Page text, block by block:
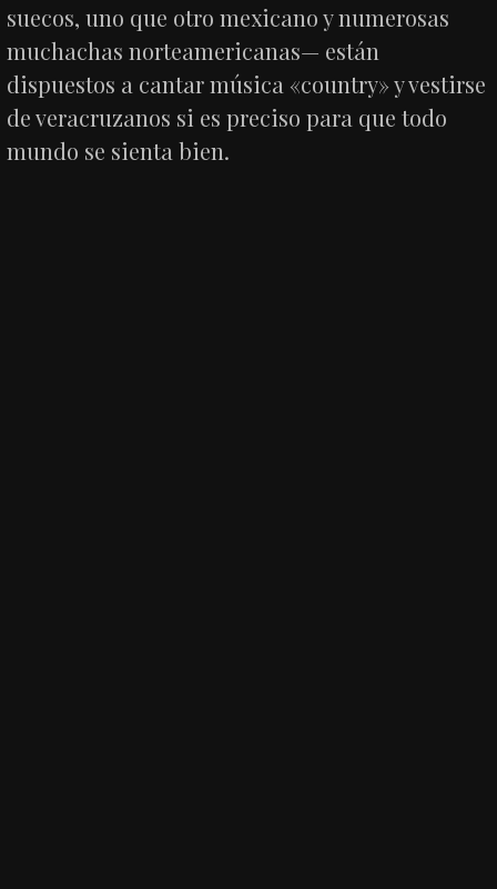
suecos, uno que otro mexicano y numerosas
muchachas norteamericanas— están
dispuestos a cantar música «country» y vestirse
de veracruzanos si es preciso para que todo
mundo se sienta bien.